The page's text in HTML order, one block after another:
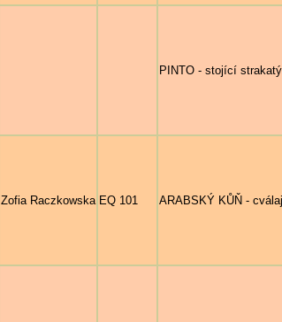
PINTO - stojící
Zofia Raczkowska EQ 101 ARABSKÝ KŮŇ -